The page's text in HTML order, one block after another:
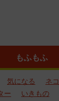
もふもふ
気になる ネコ
ー いきもの